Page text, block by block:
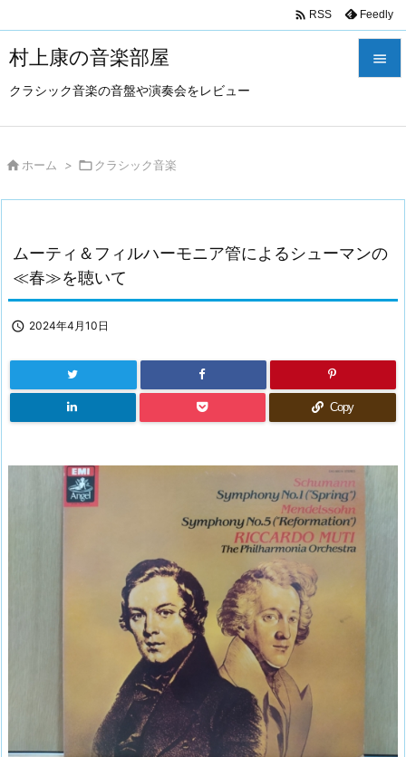
村上康の音楽部屋
クラシック音楽の音盤や演奏会をレビュー

次へ
検索
 RSS Feedly
 ホーム > クラシック音楽
ムーティ＆フィルハーモニア管によるシューマンの
≪春≫を聴いて
 2024年4月10日
Copy